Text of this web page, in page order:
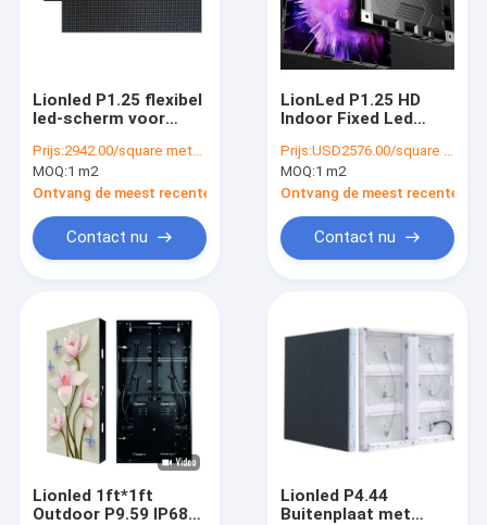
Thuis
Producten
Videos
VR-show
Lionled P1.25 flexibel
led-scherm voor
Prijs:2942.00/square meters
MOQ:1 m2
Ontvang de meest recente Prijs
Contact nu
LionLed P1.25 HD
Indoor Fixed Led
Prijs:USD2576.00/square meters
MOQ:1 m2
Ontvang de meest recente
Contact nu
Lionled 1ft*1ft
Outdoor P9.59 IP68
Lionled P4.44
Buitenplaat met